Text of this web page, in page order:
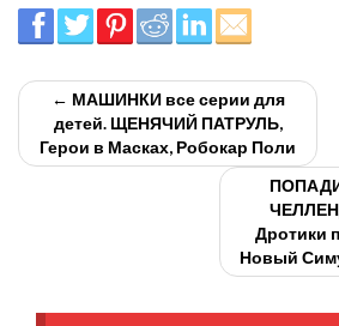
← МАШИНКИ все серии для
детей. ЩЕНЯЧИЙ ПАТРУЛЬ,
Герои в Масках, Робокар Поли
Дротики
Новый